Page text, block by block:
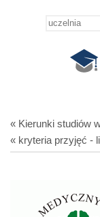
« Kierunki studiów
« kryteria przyjęć -